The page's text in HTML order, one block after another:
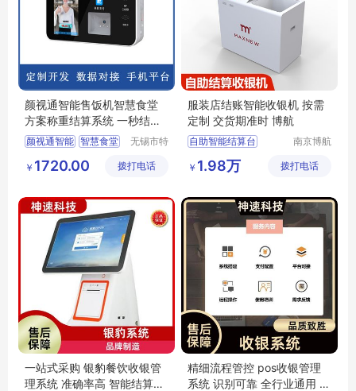
颜视通智能售饭机智慧食堂
方案称重结算系统 一秒结算
无感支付系统
颜视通智能 智慧食堂
售饭机
无锡市特
科技有限
￥ 1720.00 拨打电话
服装店结账智能收银机 按需
定制 交货期准时 博航
自助智能结算台
智能自助收银台
全新智能识别收银台
南京博航
公司
￥ 1.98万 拨打电话
一站式采购 银豹餐饮收银管
理系统 准确率高 智能结算支
精细流程管控 pos收银管理
系统 识别可靠 全行业通用 神